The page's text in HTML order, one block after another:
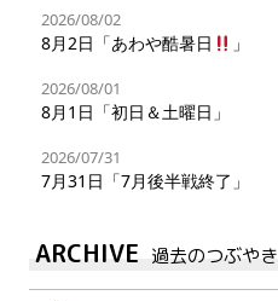
2026/08/02
8月2日「あわや酷暑日 」
2026/08/01
8月1日「初日＆土曜日」
2026/07/31
7月31日「7月後半戦終了」
ARCHIVE 過去のつぶやき